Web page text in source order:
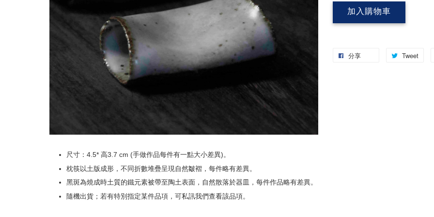
加入購物車
分享 Tweet
尺寸：4.5* 高3.7 cm (手做作品每件有一點大小差異)。
枕筷以土版成形，不同折數堆疊呈現自然皺褶，每件略有差異。
黑斑為燒成時土質的鐵元素被帶至陶土表面，自然散落於器皿，每件作品略有差異。
隨機出貨；若有特別指定某件品項，可私訊我們查看該品項。